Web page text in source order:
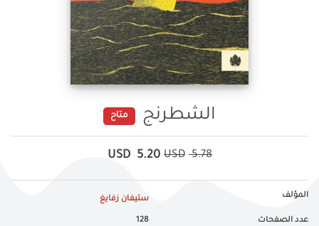
الشطرنج متاح
5.78
USD
5.20
USD
المؤلف ستيفان زفايغ
عدد الصفحات 128